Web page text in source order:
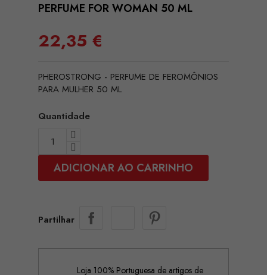
PERFUME FOR WOMAN 50 ML
22,35 €
PHEROSTRONG - PERFUME DE FEROMÔNIOS
PARA MULHER 50 ML
Quantidade
ADICIONAR AO CARRINHO
Partilhar
Loja 100% Portuguesa de artigos de